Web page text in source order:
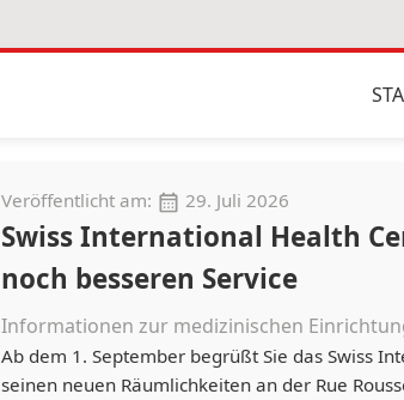
Veröffentlicht am: 29. Juli 2026
Swiss International Health
noch besseren Service
Informationen zur medizinischen
Ab dem 1. September begrüßt Sie das Swiss
seinen neuen Räumlichkeiten an der Rue